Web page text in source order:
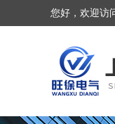
您好，欢迎访